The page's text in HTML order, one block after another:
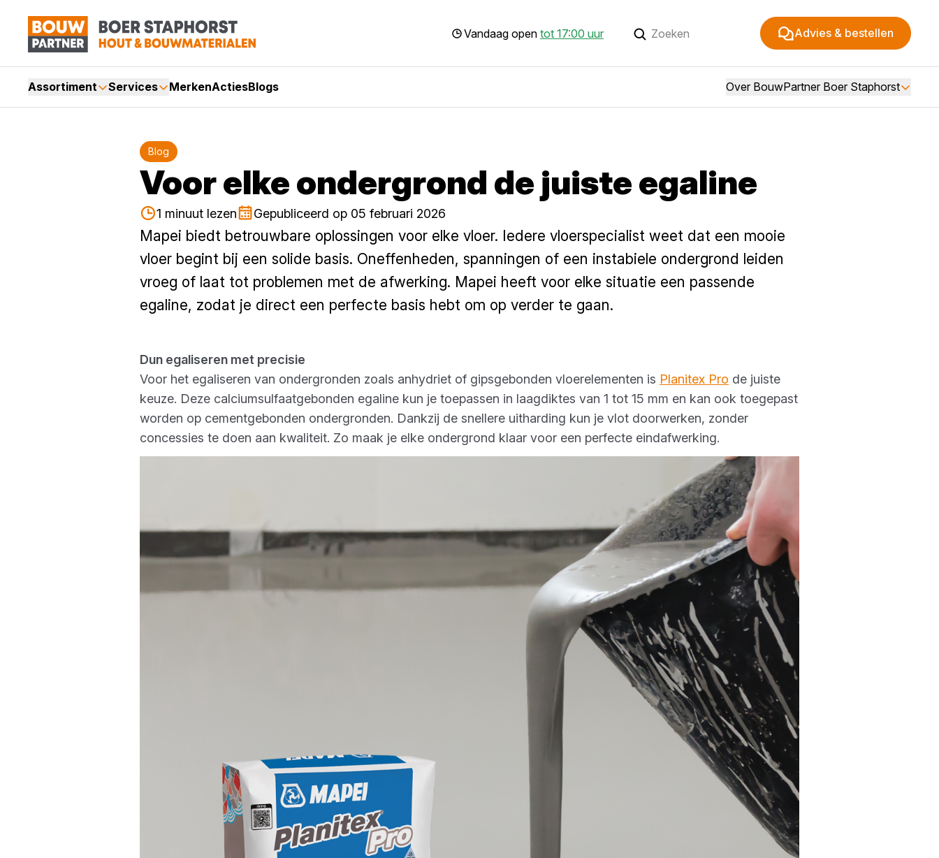
Vandaag open tot 17:00 uur Advies & bestellen
Assortiment Services MerkenActiesBlogs Over BouwPartner Boer Staphorst
Blog
Voor elke ondergrond de juiste egaline
1 minuut lezen Gepubliceerd op 05 februari 2026
Mapei biedt betrouwbare oplossingen voor elke vloer. Iedere vloerspecialist weet dat een mooie
vloer begint bij een solide basis. Oneffenheden, spanningen of een instabiele ondergrond leiden
vroeg of laat tot problemen met de afwerking. Mapei heeft voor elke situatie een passende
egaline, zodat je direct een perfecte basis hebt om op verder te gaan.
Dun egaliseren met precisie
Voor het egaliseren van ondergronden zoals anhydriet of gipsgebonden vloerelementen is Planitex Pro de juiste
keuze. Deze calciumsulfaatgebonden egaline kun je toepassen in laagdiktes van 1 tot 15 mm en kan ook toegepast
worden op cementgebonden ondergronden. Dankzij de snellere uitharding kun je vlot doorwerken, zonder
concessies te doen aan kwaliteit. Zo maak je elke ondergrond klaar voor een perfecte eindafwerking.